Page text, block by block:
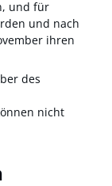
und für
und nach
ihren
des
nicht